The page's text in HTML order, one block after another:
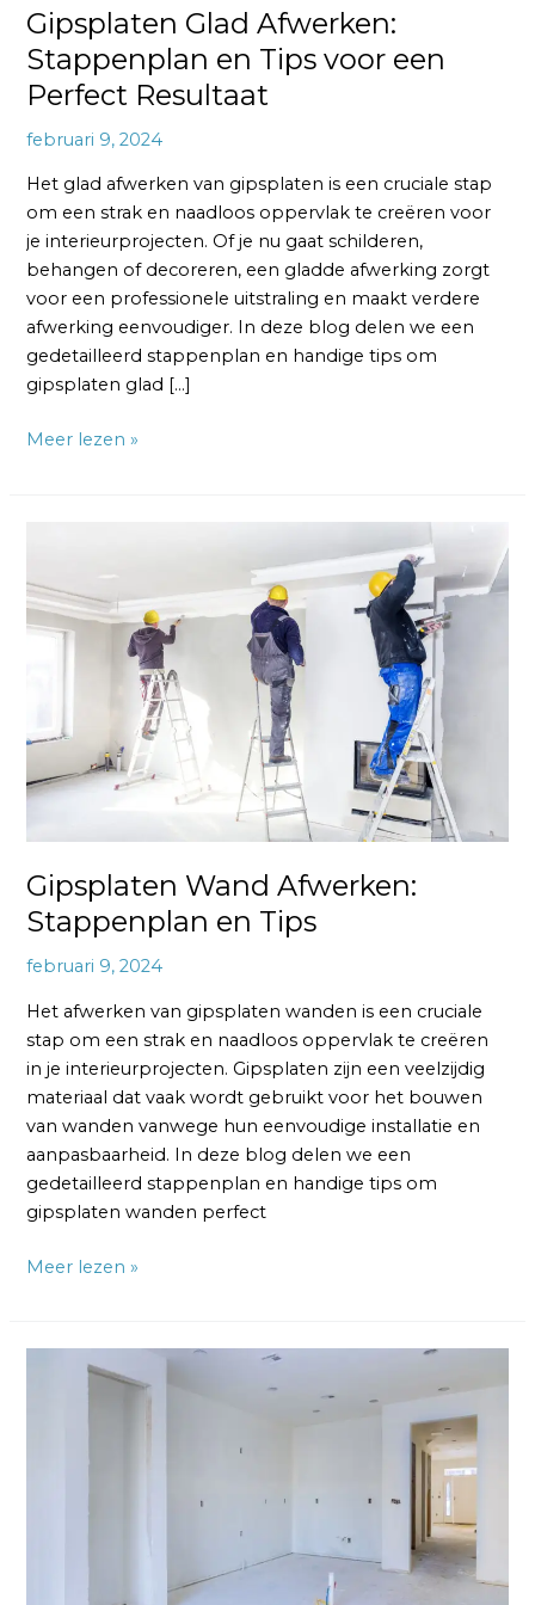
Gipsplaten Glad Afwerken:
Stappenplan en Tips voor een
Perfect Resultaat
februari 9, 2024
Het glad afwerken van gipsplaten is een cruciale stap
om een strak en naadloos oppervlak te creëren voor
je interieurprojecten. Of je nu gaat schilderen,
behangen of decoreren, een gladde afwerking zorgt
voor een professionele uitstraling en maakt verdere
afwerking eenvoudiger. In deze blog delen we een
gedetailleerd stappenplan en handige tips om
gipsplaten glad […]
Meer lezen »
Gipsplaten Wand Afwerken:
Stappenplan en Tips
februari 9, 2024
Het afwerken van gipsplaten wanden is een cruciale
stap om een strak en naadloos oppervlak te creëren
in je interieurprojecten. Gipsplaten zijn een veelzijdig
materiaal dat vaak wordt gebruikt voor het bouwen
van wanden vanwege hun eenvoudige installatie en
aanpasbaarheid. In deze blog delen we een
gedetailleerd stappenplan en handige tips om
gipsplaten wanden perfect
Afwerken:
Stappenplan
Meer lezen »
Gipsplaten